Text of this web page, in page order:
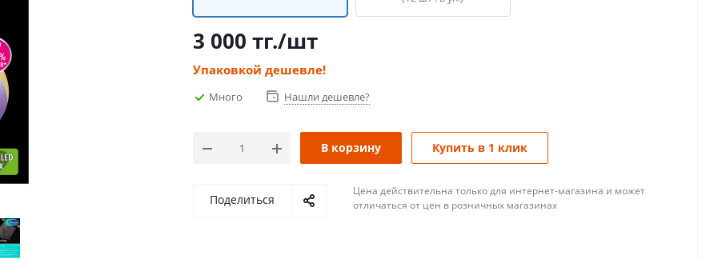
3 000 тг./шт
Упаковкой дешевле!
Много Нашли дешевле?
В корзину Купить в 1 клик
Поделиться
Цена действительна только для интернет-магазина и может
отличаться от цен в розничных магазинах